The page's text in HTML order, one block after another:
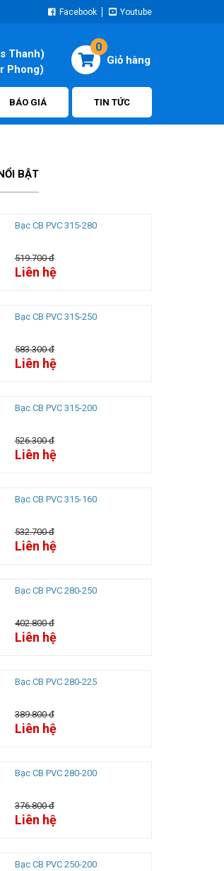
Facebook Youtube
Thanh)
Phong)
0
BÁO GIÁ TIN TỨC
BẬT
Bạc CB PVC 315-280
519.700 đ
Liên hệ
Bạc CB PVC 315-250
583.300 đ
Liên hệ
Bạc CB PVC 315-200
526.300 đ
Liên hệ
Bạc CB PVC 315-160
532.700 đ
Liên hệ
Bạc CB PVC 280-250
402.800 đ
Liên hệ
Bạc CB PVC 280-225
389.800 đ
Liên hệ
Bạc CB PVC 280-200
376.800 đ
Liên hệ
Bạc CB PVC 250-200